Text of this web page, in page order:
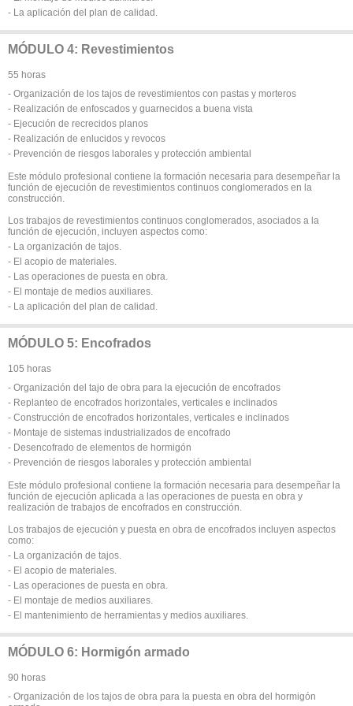
- La aplicación del plan de calidad.
MÓDULO 4: Revestimientos
55 horas
- Organización de los tajos de revestimientos con pastas y morteros
- Realización de enfoscados y guarnecidos a buena vista
- Ejecución de recrecidos planos
- Realización de enlucidos y revocos
- Prevención de riesgos laborales y protección ambiental
Este módulo profesional contiene la formación necesaria para desempeñar la
función de ejecución de revestimientos continuos conglomerados en la
construcción.
Los trabajos de revestimientos continuos conglomerados, asociados a la
función de ejecución, incluyen aspectos como:
- La organización de tajos.
- El acopio de materiales.
- Las operaciones de puesta en obra.
- El montaje de medios auxiliares.
- La aplicación del plan de calidad.
MÓDULO 5: Encofrados
105 horas
- Organización del tajo de obra para la ejecución de encofrados
- Replanteo de encofrados horizontales, verticales e inclinados
- Construcción de encofrados horizontales, verticales e inclinados
- Montaje de sistemas industrializados de encofrado
- Desencofrado de elementos de hormigón
- Prevención de riesgos laborales y protección ambiental
Este módulo profesional contiene la formación necesaria para desempeñar la
función de ejecución aplicada a las operaciones de puesta en obra y
realización de trabajos de encofrados en construcción.
Los trabajos de ejecución y puesta en obra de encofrados incluyen aspectos
como:
- La organización de tajos.
- El acopio de materiales.
- Las operaciones de puesta en obra.
- El montaje de medios auxiliares.
- El mantenimiento de herramientas y medios auxiliares.
MÓDULO 6: Hormigón armado
90 horas
- Organización de los tajos de obra para la puesta en obra del hormigón